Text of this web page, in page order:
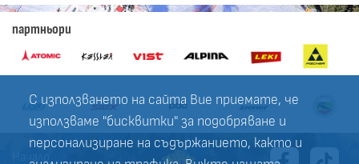
С използването на сайта Вие приемате, че
използваме "бисквитки" за подобряване и
персонализиране на съдържанието, както и
партньори